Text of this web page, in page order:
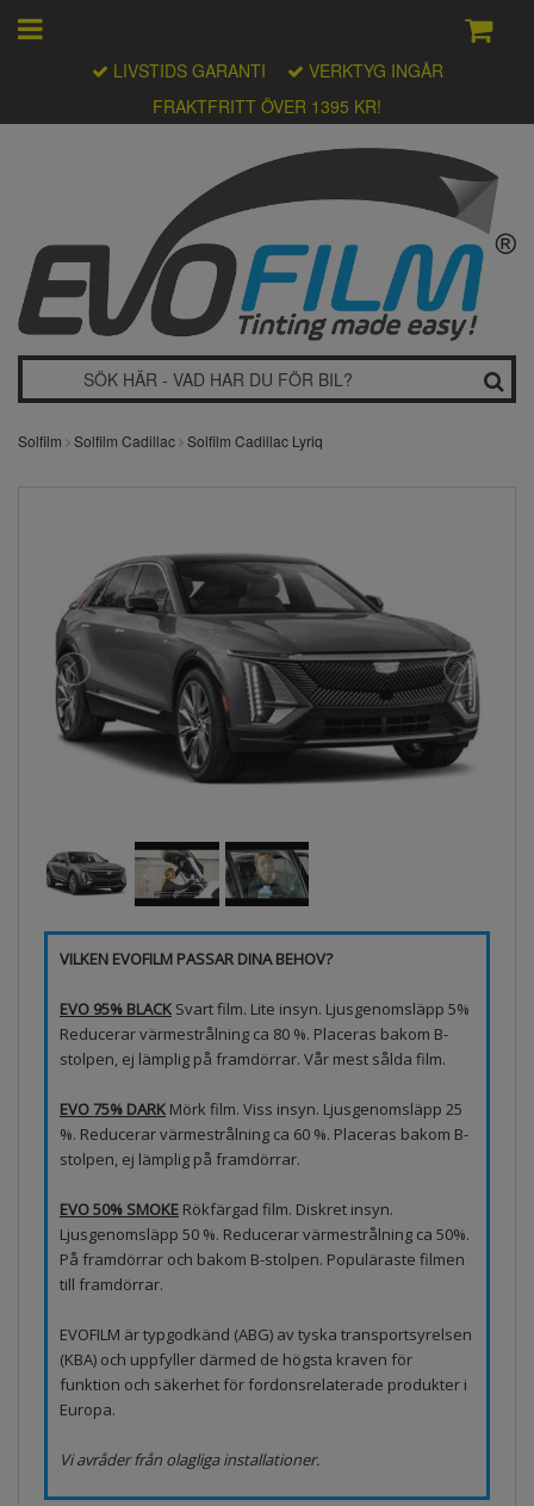
FRAKTFRITT ÖVER 1395 KR!
LIVSTIDS GARANTI VERKTYG INGÅR
Solfilm Solfilm Cadillac Solfilm Cadillac Lyriq
VILKEN EVOFILM PASSAR DINA BEHOV?
EVO 95% BLACK Svart film. Lite insyn. Ljusgenomsläpp 5%
Reducerar värmestrålning ca 80 %. Placeras bakom B-
stolpen, ej lämplig på framdörrar. Vår mest sålda film.
EVO 75% DARK Mörk film. Viss insyn. Ljusgenomsläpp 25
%. Reducerar värmestrålning ca 60 %. Placeras bakom B-
stolpen, ej lämplig på framdörrar.
EVO 50% SMOKE Rökfärgad film. Diskret insyn.
Ljusgenomsläpp 50 %. Reducerar värmestrålning ca 50%.
På framdörrar och bakom B-stolpen. Populäraste filmen
till framdörrar.
EVOFILM är typgodkänd (ABG) av tyska transportsyrelsen
(KBA) och uppfyller därmed de högsta kraven för
funktion och säkerhet för fordonsrelaterade produkter i
Europa.
Vi avråder från olagliga installationer.